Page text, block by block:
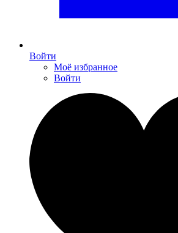
Войти
Моё избранное
Войти